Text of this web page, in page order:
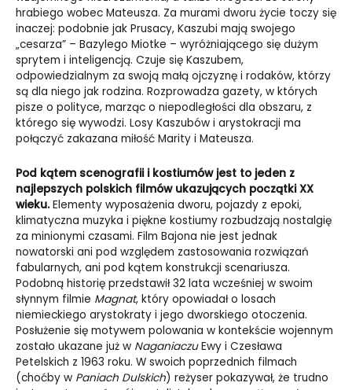
hrabiego wobec Mateusza. Za murami dworu życie toczy się
inaczej: podobnie jak Prusacy, Kaszubi mają swojego
„cesarza” – Bazylego Miotke – wyróżniającego się dużym
sprytem i inteligencją. Czuje się Kaszubem,
odpowiedzialnym za swoją małą ojczyznę i rodaków, którzy
są dla niego jak rodzina. Rozprowadza gazety, w których
pisze o polityce, marząc o niepodległości dla obszaru, z
którego się wywodzi. Losy Kaszubów i arystokracji ma
połączyć zakazana miłość Marity i Mateusza.
Pod kątem scenografii i kostiumów jest to jeden z
najlepszych polskich filmów ukazujących początki XX
wieku.Elementy wyposażenia dworu, pojazdy z epoki,
klimatyczna muzyka i piękne kostiumy rozbudzają nostalgię
za minionymi czasami. Film Bajona nie jest jednak
nowatorski ani pod względem zastosowania rozwiązań
fabularnych, ani pod kątem konstrukcji scenariusza.
Podobną historię przedstawił 32 lata wcześniej w swoim
słynnym filmie Magnat, który opowiadał o losach
niemieckiego arystokraty i jego dworskiego otoczenia.
Posłużenie się motywem polowania w kontekście wojennym
zostało ukazane już w NaganiaczuEwy i Czesława
Petelskich z 1963 roku. W swoich poprzednich filmach
(choćby w Paniach Dulskich) reżyser pokazywał, że trudno